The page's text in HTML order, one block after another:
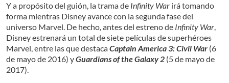
Y a propósito del guión, la trama de Infinity War irá tomando
forma mientras Disney avance con la segunda fase del
universo Marvel. De hecho, antes del estreno de Infinity War,
Disney estrenará un total de siete películas de superhéroes
Marvel, entre las que destacaCaptain America 3: Civil War (6
de mayo de 2016) yGuardians of the Galaxy 2 (5 de mayo de
2017).